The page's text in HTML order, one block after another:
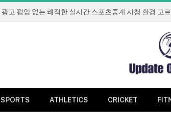
광고 팝업 없는 쾌적한 실시간 스포츠중계 시청 환경 고
SPORTS ATHLETICS CRICKET